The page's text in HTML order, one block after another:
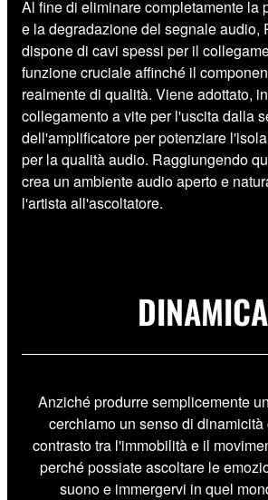
Al fine di eliminare completamente la
e la degradazione del segnale audio,
dispone di cavi spessi per il
funzione cruciale affinché il
realmente di qualità. Viene adottato,
collegamento a vite per l'uscita dalla
dell'amplificatore per potenziare
per la qualità audio. Raggiungendo
crea un ambiente audio aperto e
l'artista all'ascoltatore.
DINAMICA
Anziché produrre semplicemente
cerchiamo un senso di
contrasto tra l'immobilità e il
perché possiate ascoltare le
suono e immergervi in quel